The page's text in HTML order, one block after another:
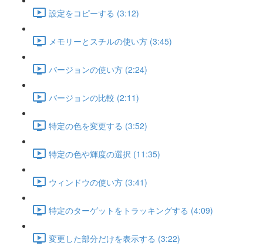
設定をコピーする (3:12)
メモリーとスチルの使い方 (3:45)
バージョンの使い方 (2:24)
バージョンの比較 (2:11)
特定の色を変更する (3:52)
特定の色や輝度の選択 (11:35)
ウィンドウの使い方 (3:41)
特定のターゲットをトラッキングする (4:09)
変更した部分だけを表示する (3:22)